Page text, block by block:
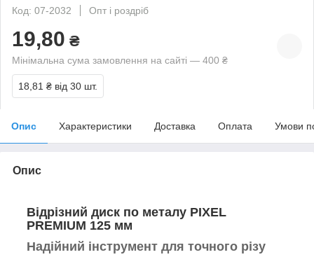
Код: 07-2032
Опт і роздріб
19,80 ₴
Мінімальна сума замовлення на сайті — 400 ₴
18,81 ₴ від 30 шт.
Опис Характеристики Доставка Оплата Умови
Опис
Відрізний диск по металу PIXEL
PREMIUM 125 мм
Надійний інструмент для точного різу